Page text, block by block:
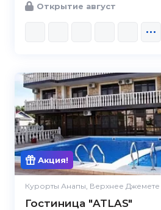
Открытие август
Акция!
Курорты Анапы, Верхнее Джемете
Гостиница "ATLAS"